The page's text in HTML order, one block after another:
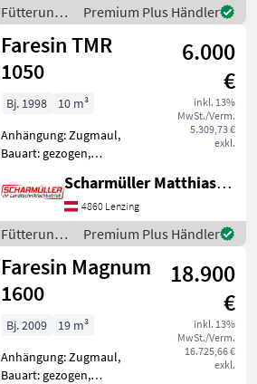
FARESIN
FUTTERMICHWAGEN TMR
850 - Fräse
Fütterungstechnik
/ Faresin
Premium Plus Händler
Faresin TMR
1050
6.000
€
inkl. 13%
MwSt./Verm.
5.309,73 €
exkl.
Bj. 1998
10 m³
Anhängung: Zugmaul,
Bauart: gezogen,
Misch-Anordnung:
Wiegeeinrichtung FARESIN
Futtermischwagen TMR
1050 - mit horizontalen
Mischschn
Scharmüller Matthias Landtechnik
4860 Lenzing
Fütterungstechnik
/ Faresin
Premium Plus Händler
Faresin Magnum
1600
18.900
€
inkl. 13%
MwSt./Verm.
16.725,66 €
exkl.
Bj. 2009
19 m³
Anhängung: Zugmaul,
Bauart: gezogen,